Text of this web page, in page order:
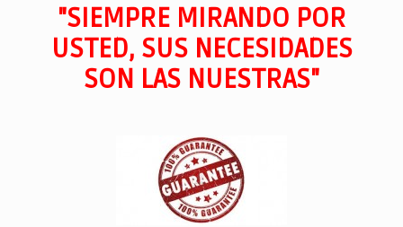
"SIEMPRE MIRANDO POR
USTED, SUS NECESIDADES
SON LAS NUESTRAS"